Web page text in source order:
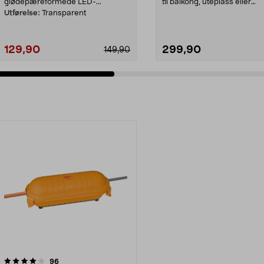
glødepæreformede LED-...
Utførelse: Transparent
129,90 149,90
til balkong, uteplass eller
299,90
96anmeldelser